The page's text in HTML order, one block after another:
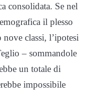
consolidata. Se nel
il plesso
nove classi, l’ipotesi
– sommandole
un totale di
impossibile